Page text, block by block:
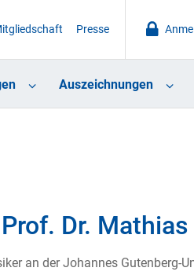
Presse
Auszeichnungen
Dr. Mathias
an der Johannes Gutenberg-